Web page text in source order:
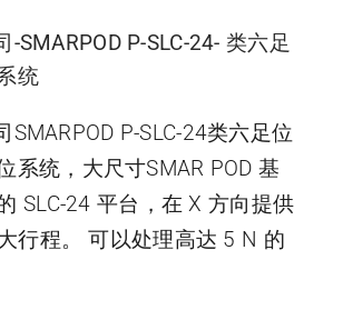
-SMARPOD P-SLC-24- 类六足
统
SMARPOD P-SLC-24类六足位
系统，大尺寸SMAR POD 基
SLC-24 平台，在 X 方向提供
行程。 可以处理高达 5 N 的